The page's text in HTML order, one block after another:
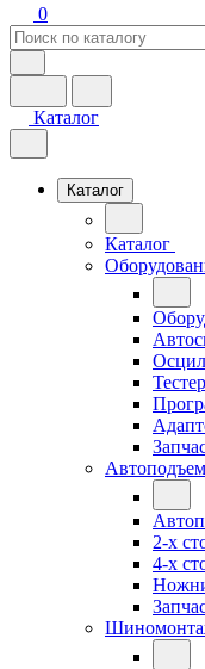
0
Каталог
Каталог
Каталог
2-х
4-х